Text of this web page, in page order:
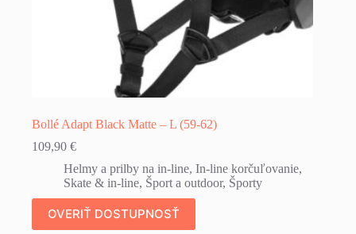
Bollé Adapt Black Matte – L (59-62)
109,90 €
Helmy a prilby na in-line, In-line korčuľovanie,
Skate & in-line, Šport a outdoor, Športy
OVERIŤ DOSTUPNOSŤ